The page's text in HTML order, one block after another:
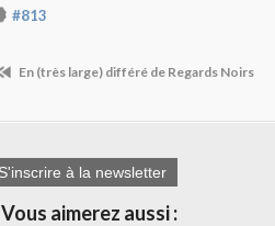
#813
En (très large) différé de Regards Noirs
S'inscrire à la newsletter
Vous aimerez aussi :